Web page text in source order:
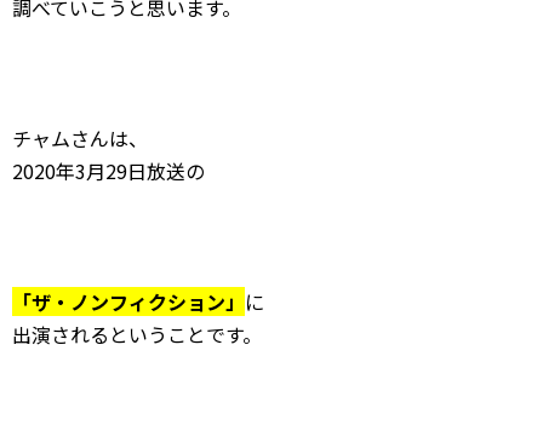
調べていこうと思います。
チャムさんは、
2020年3月29日放送の
「ザ・ノンフィクション」 に
出演されるということです。